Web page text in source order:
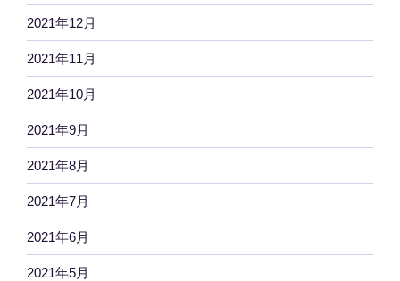
2021年12月
2021年11月
2021年10月
2021年9月
2021年8月
2021年7月
2021年6月
2021年5月